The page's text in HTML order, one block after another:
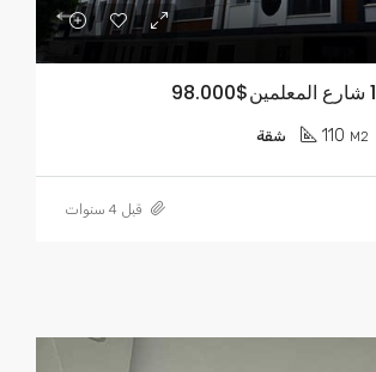
110 M2 شقة
قبل 4 سنوات